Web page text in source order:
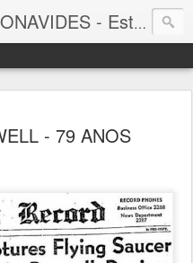
ARQUIVO MARCELO BONAVIDES - Estrelas que nunca se Apagam -
- 79 ANOS